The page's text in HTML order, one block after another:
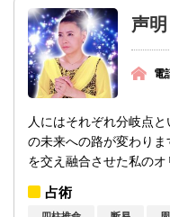
声明
電
人にはそれぞれ分岐点
の未来への路が変わり
を交え融合させた私のオ
占術